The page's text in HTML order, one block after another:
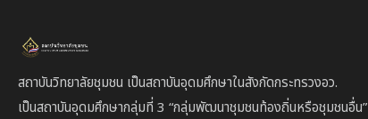
สถาบันวิทยาลัยชุมชน เป็นสถาบันอุดมศึกษาในสังกัดกระทรวงอว.
เป็นสถาบันอุดมศึกษากลุ่มที่ 3 “กลุ่มพัฒนาชุมชนท้องถิ่นหรือชุมชนอื่น”